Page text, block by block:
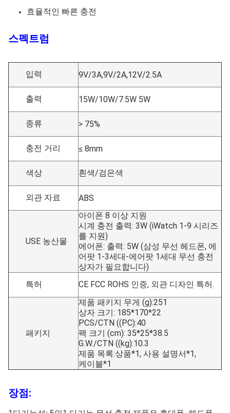
효율적인 빠른 충전
스펙트럼
입력 9V/3A,9V/2A,12V/2.5A
출력 15W/10W/7.5W 5W
종류 > 75%
충전 거리 ≤ 8mm
색상 흰색/검은색
외관 자료 ABS
USE 농산물
아이폰 8 이상 지원
시계 충전 출력: 3W (iWatch 1-9 시리즈
를 지원)
에어폰: 출력: 5W (삼성 무선 헤드폰, 에
어팟 1-3세대-에어팟 1세대 무선 충전
상자가 필요합니다)
특허
CE FCC ROHS 인증, 외관 디자인 특허.
패키지
제품 패키지 무게 (g):251
상자 크기: 185*170*22
PCS/CTN ((PC):40
팩 크기 (cm): 35*25*38.5
G.W./CTN ((kg):10.3
제품 목록:상품*1, 사용 설명서*1,
케이블*1
장점: